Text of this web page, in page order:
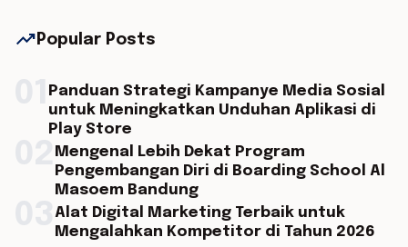
trending_up Popular Posts
Panduan Strategi Kampanye Media Sosial
untuk Meningkatkan Unduhan Aplikasi di
Play Store
Mengenal Lebih Dekat Program
Pengembangan Diri di Boarding School Al
Masoem Bandung
Alat Digital Marketing Terbaik untuk
Mengalahkan Kompetitor di Tahun 2026